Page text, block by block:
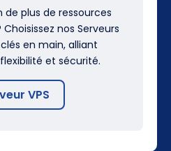
de plus de ressources
nos Serveurs
en main, alliant
et sécurité.
VPS